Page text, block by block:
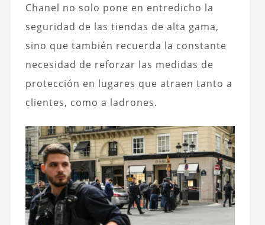
Chanel no solo pone en entredicho la
seguridad de las tiendas de alta gama,
sino que también recuerda la constante
necesidad de reforzar las medidas de
protección en lugares que atraen tanto a
clientes, como a ladrones.